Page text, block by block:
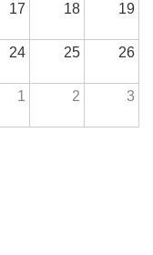
17 18 19
24 25 26
1 2 3